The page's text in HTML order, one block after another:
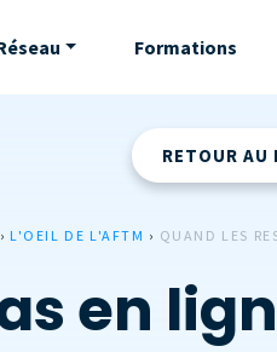
Formations
RETOUR AU
›L'OEIL DE L'AFTM › QUAND LES
en